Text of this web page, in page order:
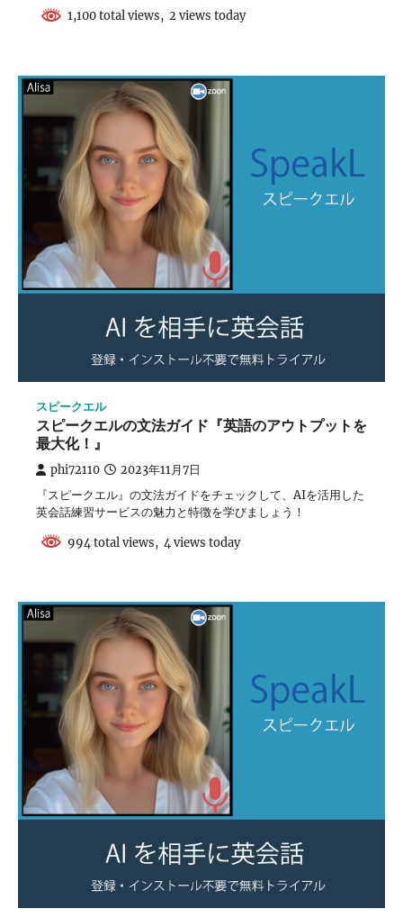
1,100 total views, 2 views today
スピークエル
スピークエルの文法ガイド『英語のアウトプットを
最大化！』
phi72110 2023年11月7日
『スピークエル』の文法ガイドをチェックして、AIを活用した
英会話練習サービスの魅力と特徴を学びましょう！
994 total views, 4 views today